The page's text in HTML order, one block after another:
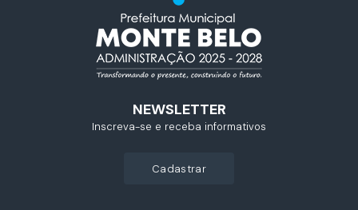
NEWSLETTER
Inscreva-se e receba informativos
cadastrar